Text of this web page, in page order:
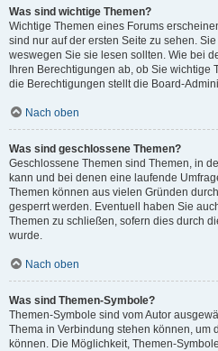
Was sind wichtige Themen?
Wichtige Themen eines Forums
sind nur auf der ersten Seite zu sehen.
weswegen Sie sie lesen sollten. Wie bei
Ihren Berechtigungen ab, ob Sie
die Berechtigungen stellt die Board-
Nach oben
Was sind geschlossene Themen?
Geschlossene Themen sind Themen, in
kann und bei denen eine laufende
Themen können aus vielen Gründen
gesperrt werden. Eventuell haben Sie
Themen zu schließen, sofern dies durch
wurde.
Nach oben
Was sind Themen-Symbole?
Themen-Symbole sind vom Autor
Thema in Verbindung stehen können, um
können. Die Möglichkeit, Themen-